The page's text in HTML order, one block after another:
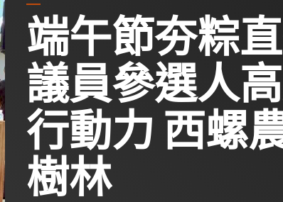
端午節夯粽
議員參選人
行動力 西螺
樹林